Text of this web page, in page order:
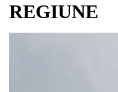
REGIUNE